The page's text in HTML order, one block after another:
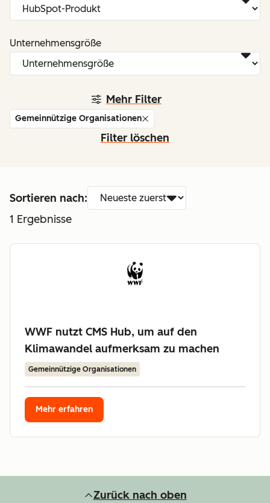
Mehr Filter
Unternehmensgröße
Gemeinnützige Organisationen
Filter löschen
Sortieren nach:
1 Ergebnisse
WWF nutzt CMS Hub, um auf den
Klimawandel aufmerksam zu machen
Gemeinnützige Organisationen
Mehr erfahren
Zurück nach oben